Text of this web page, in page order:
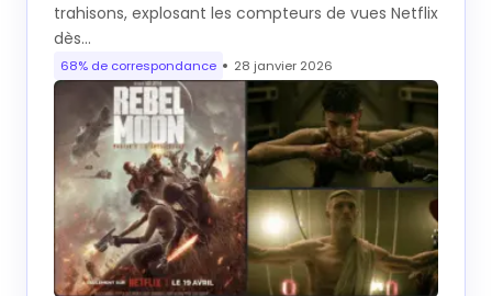
trahisons, explosant les compteurs de vues Netflix
dès…
68% de correspondance 28 janvier 2026